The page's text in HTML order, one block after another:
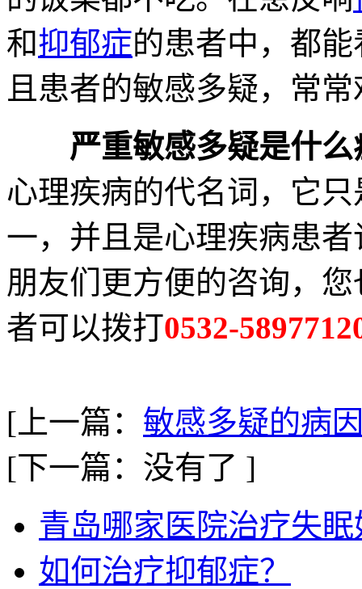
和抑郁症的患者中，都
且患者的敏感多疑，常
严重敏感多疑是什么
心理疾病的代名词，它
一，并且是心理疾病患
朋友们更方便的咨询，
者可以拨打0532-
[上一篇： 敏感多疑的病
[下一篇：没有了 ]
青岛哪家医院治疗失眠
如何治疗抑郁症？